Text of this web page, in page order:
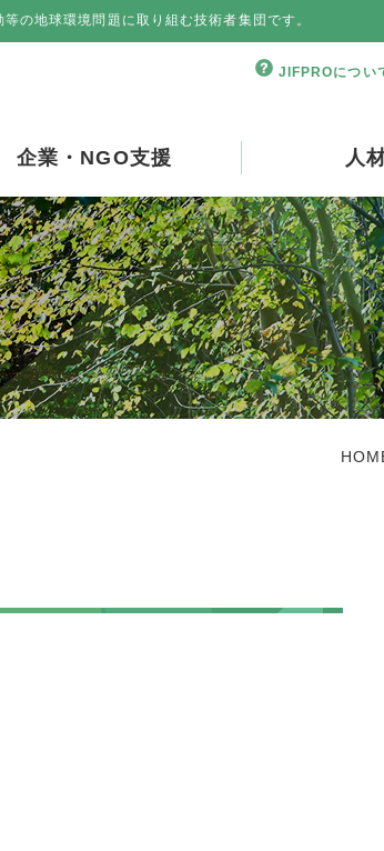
の地球環境問題に取り組む技術者集団です。
JIFPROについ
企業・NGO支援 人